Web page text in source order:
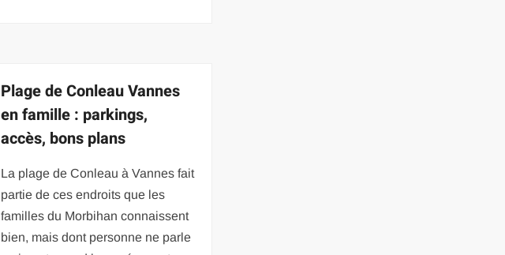
Plage de Conleau Vannes
en famille : parkings,
accès, bons plans
La plage de Conleau à Vannes fait
partie de ces endroits que les
familles du Morbihan connaissent
bien, mais dont personne ne parle